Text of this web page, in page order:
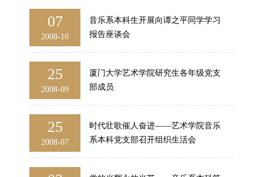
07
2008-10
音乐系本科生开展向谭之平同学学习
报告座谈会
25
2008-09
厦门大学艺术学院研究生各年级党支
部成员
25
2008-07
时代壮歌催人奋进——艺术学院音乐
系本科党支部召开组织生活会